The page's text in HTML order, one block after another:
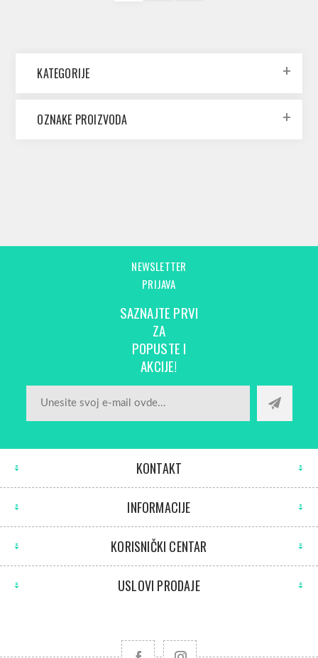
KATEGORIJE
OZNAKE PROIZVODA
NEWSLETTER
PRIJAVA
SAZNAJTE PRVI
ZA
POPUSTE I
AKCIJE!
KONTAKT
INFORMACIJE
KORISNIČKI CENTAR
USLOVI PRODAJE